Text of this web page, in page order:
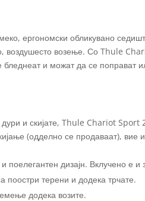
ергономски обликувано
воздушесто возење. Со Thule
и можат да се поправат
и скијате, Thule Chariot
(одделно се продаваат),
поелегантен дизајн. Вклучено е
поостри терени и додека трчате.
додека возите.